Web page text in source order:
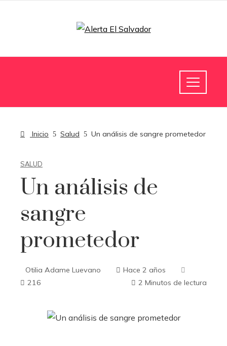
Inicio Salud Un análisis de sangre prometedor
SALUD
Un análisis de
sangre
prometedor
Otilia Adame Luevano
Hace 2 años
216
2 Minutos de lectura